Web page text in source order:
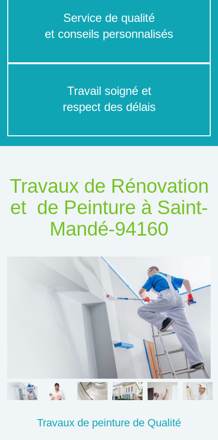
Service de qualité
et conseils personnalisés
Travail soigné et
respect des délais
Travaux de Rénovation
et de Peinture à Saint-
Mandé-94160
Travaux de peinture de Qualité